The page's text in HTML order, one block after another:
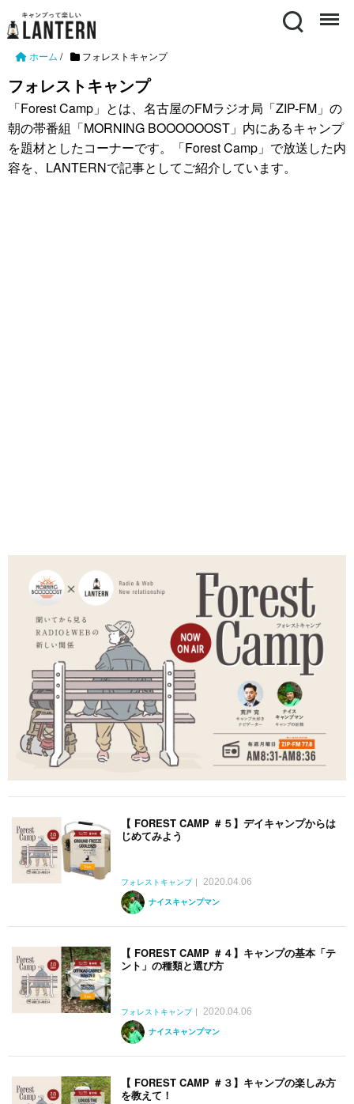
Search Menu
ホーム / フォレストキャンプ
フォレストキャンプ
「Forest Camp」とは、名古屋のFMラジオ局「ZIP-FM」の
朝の帯番組「MORNING BOOOOOOST」内にあるキャンプ
を題材としたコーナーです。「Forest Camp」で放送した内
容を、LANTERNで記事としてご紹介しています。
【 FOREST CAMP ＃５】デイキャンプからは
じめてみよう
フォレストキャンプ
2020.04.06
ナイスキャンプマン
【 FOREST CAMP ＃４】キャンプの基本「テ
ント」の種類と選び方
フォレストキャンプ
2020.04.06
ナイスキャンプマン
【 FOREST CAMP ＃３】キャンプの楽しみ方
を教えて！